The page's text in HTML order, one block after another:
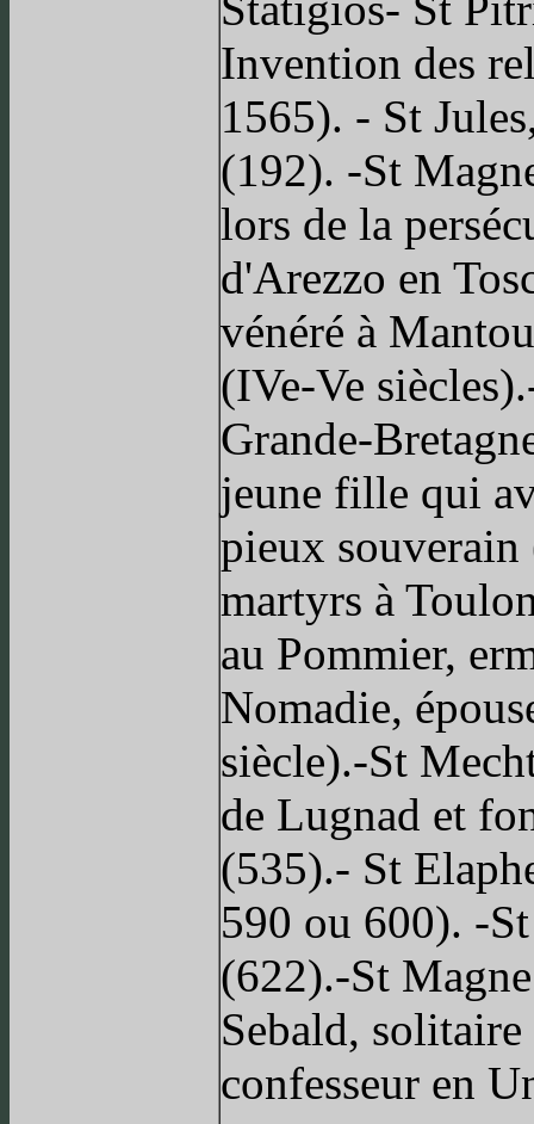
Invention des
1565). - St
(192). -St
lors de la
d'Arezzo en
vénéré à
(IVe-Ve
Grande-
jeune fille qui
pieux
martyrs à
au Pommier,
Nomadie,
siècle).-St
de Lugnad et
(535).- St
590 ou 600). -
(622).-St
Sebald,
confesseur en